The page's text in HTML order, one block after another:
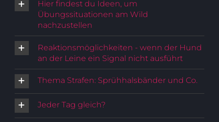
Hier findest du Ideen, um
Übungssituationen am Wild
nachzustellen
Reaktionsmöglichkeiten - wenn der Hund
an der Leine ein Signal nicht ausführt
Thema Strafen: Sprühhalsbänder und Co.
Jeder Tag gleich?